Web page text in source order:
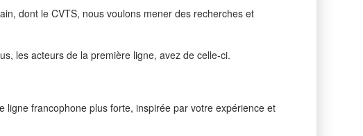
dont le CVTS, nous voulons mener des recherches et
les acteurs de la première ligne, avez de celle-ci.
francophone plus forte, inspirée par votre expérience et